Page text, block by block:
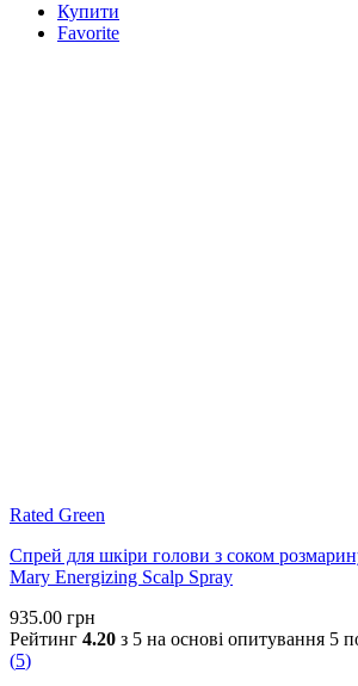
Купити
Favorite
Rated Green
Спрей для шкіри голови з соком
Mary Energizing Scalp Spray
935.00 грн
Рейтинг 4.20 з 5 на основі опитування 5
(5)